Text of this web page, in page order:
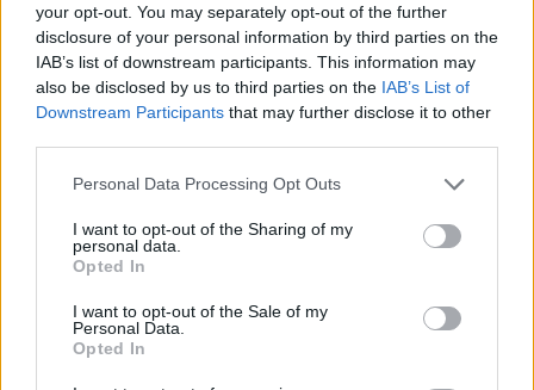
your opt-out. You may separately opt-out of the further
disclosure of your personal information by third parties on the
IAB’s list of downstream participants. This information may
also be disclosed by us to third parties on the IAB’s List of
Downstream Participants that may further disclose it to other
Personal Data Processing Opt Outs
I want to opt-out of the Sharing of my
personal data.
Opted In
I want to opt-out of the Sale of my
Personal Data.
Opted In
Το FIAT 500 Hybrid τώρα από 18.990 ευρώ
μπορούσε να 'ναι ο κορυφαίος
Παναθηναϊκού με τέσσερις
(pic)
Είσοδος της γαλλικής Meridiam στην ηλεκτρική διασύνδεση Ελλάδας
– Κύπρου